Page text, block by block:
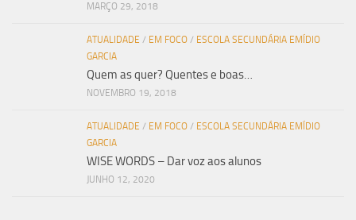
MARÇO 29, 2018
ATUALIDADE / EM FOCO / ESCOLA SECUNDÁRIA EMÍDIO
GARCIA
Quem as quer? Quentes e boas…
NOVEMBRO 19, 2018
ATUALIDADE / EM FOCO / ESCOLA SECUNDÁRIA EMÍDIO
GARCIA
WISE WORDS – Dar voz aos alunos
JUNHO 12, 2020